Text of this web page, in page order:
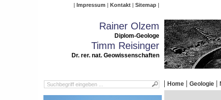
Impressum Kontakt Sitemap
Rainer Olzem
Diplom-Geologe
Timm Reisinger
Dr. rer. nat. Geowissenschaften
Home Geologie